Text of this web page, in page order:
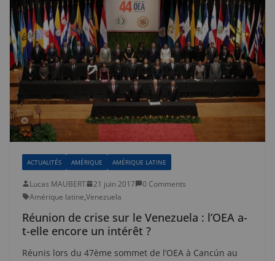
ACTUALITÉS AMÉRIQUE AMÉRIQUE LATINE
Lucas MAUBERT 21 juin 2017
0 Comments
Amérique latine,Venezuela
Réunion de crise sur le Venezuela : l’OEA a-
t-elle encore un intérêt ?
Réunis lors du 47ème sommet de l’OEA à Cancún au